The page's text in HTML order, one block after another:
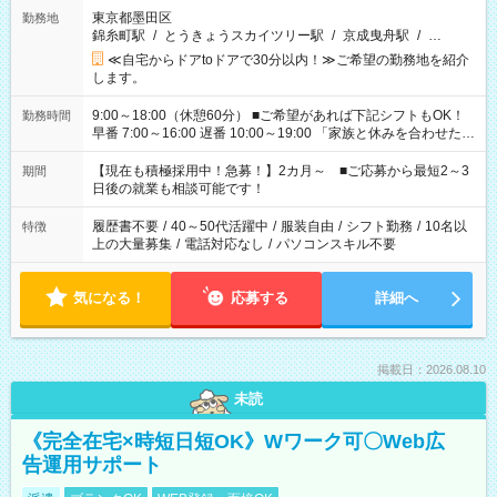
勤務地
東京都墨田区
錦糸町駅 / とうきょうスカイツリー駅 / 京成曳舟駅 / …
≪自宅からドアtoドアで30分以内！≫ご希望の勤務地を紹介
します。
勤務時間
9:00～18:00（休憩60分） ■ご希望があれば下記シフトもOK！
早番 7:00～16:00 遅番 10:00～19:00 「家族と休みを合わせた
い」 「余裕を持って夕飯の準備がしたい」 「できれば残業はし
たくない」 など、ご希望を教えてくださいね。 ※Wワーク希望
の方へ 今ご覧のお仕事で希望する勤務時間と、もう1つのお仕事
の勤務時間。 合計で週40時間を超える場合は応募できません。
期間
【現在も積極採用中！急募！】2カ月～ ■ご応募から最短2～3
日後の就業も相談可能です！
特徴 履歴書不要 / 40～50代活躍中 / 服装自由 / シフト勤務 / 10名以
上の大量募集 / 電話対応なし / パソコンスキル不要
気になる！ 応募する 詳細へ
掲載日：2026.08.10
未読
《完全在宅×時短日短OK》Wワーク可〇Web広
告運用サポート